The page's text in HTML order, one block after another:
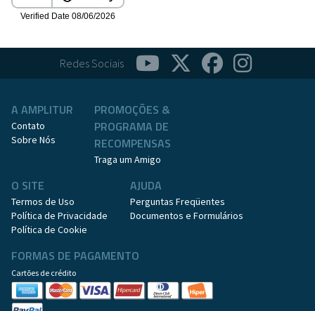
Redes Sociais
A AMPLITUR
Contato
Sobre Nós
PROMOÇÕES &
PROGRAMA DE
RECOMPENSAS
Traga um Amigo
O SITE
Termos de Uso
Política de Privacidade
Política de Cookie
AJUDA
Perguntas Freqüentes
Documentos e Formulários
FORMAS DE PAGAMENTO
Cartões de crédito